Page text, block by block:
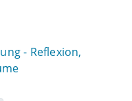
- Reflexion,